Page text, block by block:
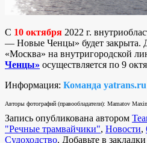
С 10 октября 2022 г.
— Новые Ченцы» будет закрыта.
«Москва» на внутригородской
Ченцы» осуществляется по 9
Информация: Команда yatrans.ru
Авторы фотографий (правообладатели): Mamatov
Запись опубликована автором
"Речные трамвайчики", Новости,
Судоходство. Добавьте в закладки